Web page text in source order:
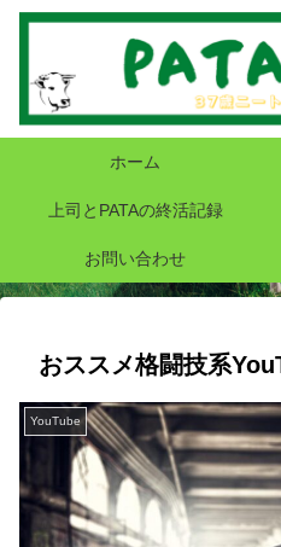
ホーム
上司とPATAの終活記録
お問い合わせ
おススメ格闘技系
YouTube